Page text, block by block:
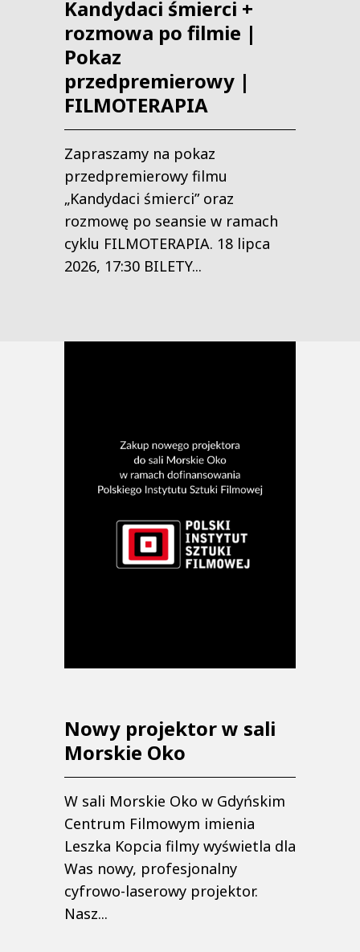
Kandydaci śmierci +
rozmowa po filmie |
Pokaz
przedpremierowy |
FILMOTERAPIA
Zapraszamy na pokaz
przedpremierowy filmu
„Kandydaci śmierci” oraz
rozmowę po seansie w ramach
cyklu FILMOTERAPIA. 18 lipca
2026, 17:30 BILETY...
Nowy projektor w sali
Morskie Oko
W sali Morskie Oko w Gdyńskim
Centrum Filmowym imienia
Leszka Kopcia filmy wyświetla dla
Was nowy, profesjonalny
cyfrowo-laserowy projektor.
Nasz...